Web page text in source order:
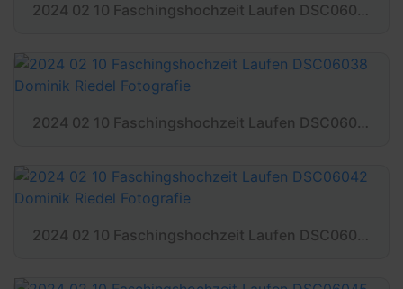
2024 02 10 Faschingshochzeit Laufen DSC06037 Dominik Riedel Fotografie
2024 02 10 Faschingshochzeit Laufen DSC06038 Dominik Riedel Fotografie
2024 02 10 Faschingshochzeit Laufen DSC06042 Dominik Riedel Fotografie